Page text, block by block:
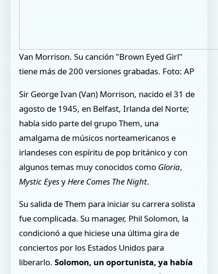
Van Morrison. Su canción "Brown Eyed Girl"
tiene más de 200 versiones grabadas. Foto: AP
Sir George Ivan (Van) Morrison, nacido el 31 de
agosto de 1945, en Belfast, Irlanda del Norte;
había sido parte del grupo Them, una
amalgama de músicos norteamericanos e
irlandeses con espíritu de pop británico y con
algunos temas muy conocidos como Gloria,
Mystic EyesyHere Comes The Night.
Su salida de Them para iniciar su carrera solista
fue complicada. Su manager, Phil Solomon, la
condicionó a que hiciese una última gira de
conciertos por los Estados Unidos para
liberarlo.Solomon, un oportunista, ya había